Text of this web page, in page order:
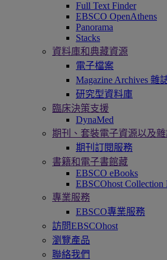
Full Text Finder
EBSCO OpenAthens
Panorama
Stacks
資料庫和典藏資源
電子檔案
Magazine Archives 雜
研究型資料庫
臨床決策支援
DynaMed
期刊、套裝電子資源以及雜
期刊訂閱服務
書籍和電子書館藏
EBSCO eBooks
EBSCOhost Collection
專業服務
EBSCO專業服務
訪問EBSCOhost
瀏覽產品
聯絡我們